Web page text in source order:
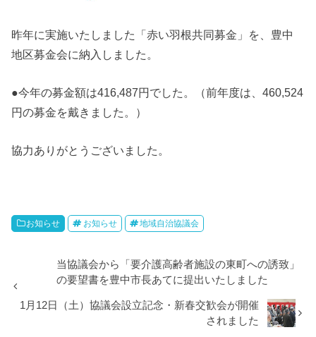
昨年に実施いたしました「赤い羽根共同募金」を、豊中
地区募金会に納入しました。
●今年の募金額は416,487円でした。（前年度は、460,524
円の募金を戴きました。）
協力ありがとうございました。
お知らせ お知らせ 地域自治協議会
当協議会から「要介護高齢者施設の東町への誘致」
の要望書を豊中市長あてに提出いたしました
1月12日（土）協議会設立記念・新春交歓会が開催
されました